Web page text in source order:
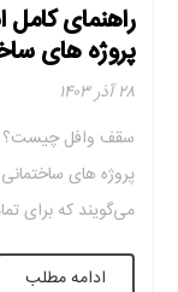
راهنمای
پروژه‌ های
۲۸ آذر ۱۴۰۳
سقف وافل چیست؟
می‌گویند که برای
برای ساخت آن از
استفاده می‌شود.
ادامه مطلب